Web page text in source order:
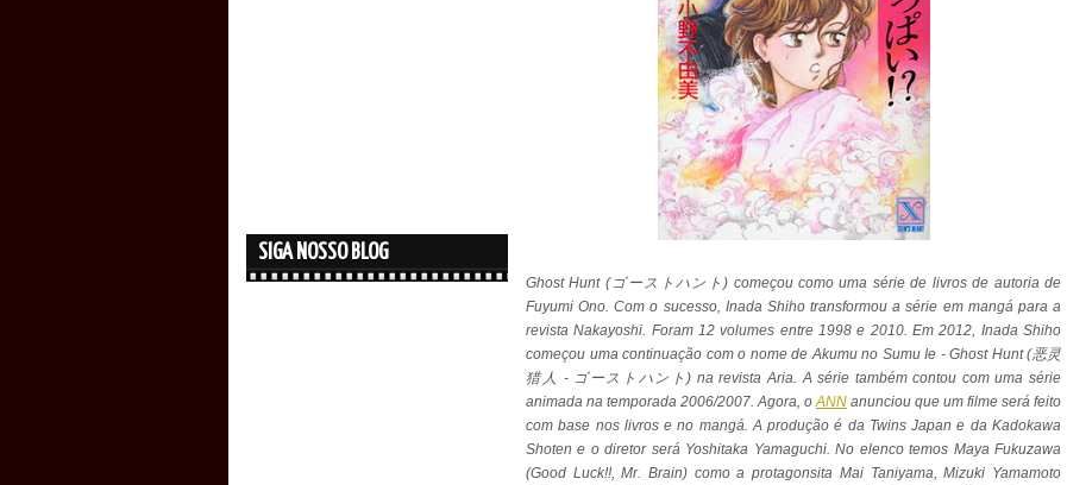
SIGA NOSSO BLOG
Ghost Hunt (ゴーストハント) começou como uma série de livros de autoria de
Fuyumi Ono. Com o sucesso, Inada Shiho transformou a série em mangá para a
revista Nakayoshi. Foram 12 volumes entre 1998 e 2010. Em 2012, Inada Shiho
começou uma continuação com o nome de Akumu no Sumu Ie - Ghost Hunt (恶灵
猎人 - ゴーストハント) na revista Aria. A série também contou com uma série
animada na temporada 2006/2007. Agora, oANN anunciou que um filme será feito
com base nos livros e no mangá. A produção é da Twins Japan e da Kadokawa
Shoten e o diretor será Yoshitaka Yamaguchi. No elenco temos Maya Fukuzawa
(Good Luck!!, Mr. Brain) como a protagonsita Mai Taniyama, Mizuki Yamamoto